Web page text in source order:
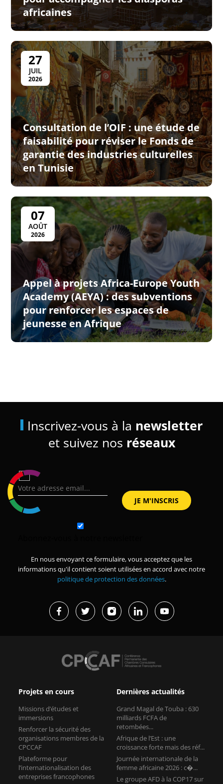
africaines
27
JUIL
2026
Consultation de l’OIF : une étude de
faisabilité pour réviser le Fonds de
garantie des industries culturelles
en Tunisie
07
AOÛT
2026
Appel à projets Africa-Europe Youth
Academy (AEYA) : des subventions
pour renforcer les espaces de
jeunesse en Afrique
Inscrivez-vous à la newsletter
et suivez nos réseaux
En nous envoyant ce formulaire, vous acceptez que les
informations qu'il contient soient utilisées en accord avec notre
politique de protection des données.
Projets en cours
Missions d’études et
immersions
Renforcer la sécurité des
organisations membres de la
CPCCAF
Plateforme pour
l’internationalisation des
entreprises francophones
Dernières actualités
Grand Magal de Touba : 630
milliards FCFA de
retombées...
Afrique de l’Est : une
croissance forte mais des réf...
Journée internationale de la
femme africaine 2026 : c�...
Le groupe AFD à la COP17 sur